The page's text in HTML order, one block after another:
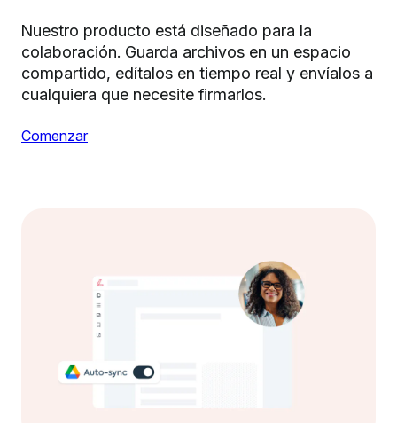
Nuestro producto está diseñado para la
colaboración. Guarda archivos en un espacio
compartido, edítalos en tiempo real y envíalos a
cualquiera que necesite firmarlos.
Comenzar